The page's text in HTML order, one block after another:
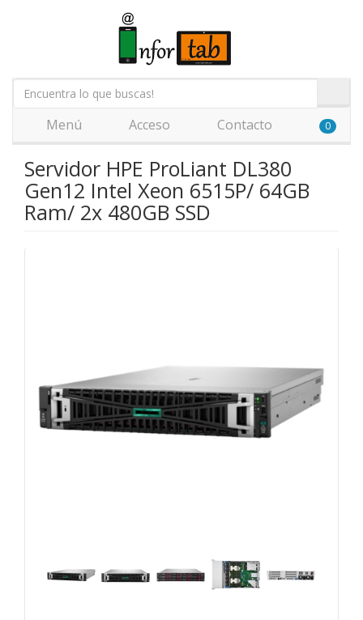
Menú Acceso Contacto 0
Servidor HPE ProLiant DL380
Gen12 Intel Xeon 6515P/ 64GB
Ram/ 2x 480GB SSD